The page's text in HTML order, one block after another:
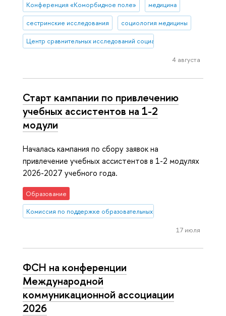
Конференция «Коморбидное поле» медицина
сестринские исследования социология медицины
Центр сравнительных исследований социального благополучия
4 августа
Старт кампании по привлечению
учебных ассистентов на 1-2
модули
Началась кампания по сбору заявок на
привлечение учебных ассистентов в 1-2 модулях
2026-2027 учебного года.
Образование
Комиссия по поддержке образовательных инициатив
17 июля
ФСН на конференции
Международной
коммуникационной ассоциации
2026